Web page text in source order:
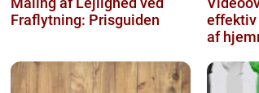
Fraflytning: Prisguiden
af